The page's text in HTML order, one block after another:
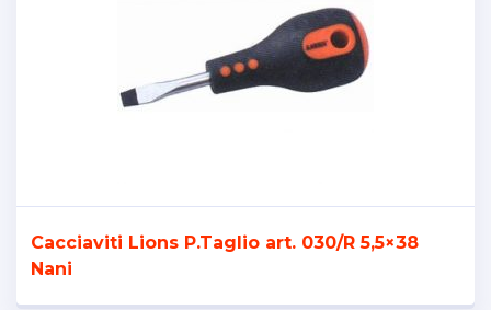
Cacciaviti Lions P.Taglio art. 030/R 5,5×38
Nani